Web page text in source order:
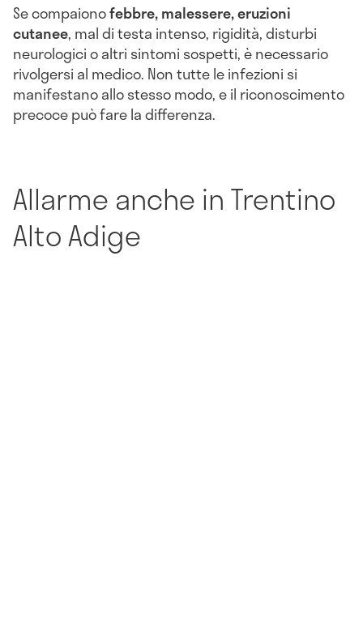
Se compaionofebbre, malessere, eruzioni
cutanee, mal di testa intenso, rigidità, disturbi
neurologici o altri sintomi sospetti, è necessario
rivolgersi al medico. Non tutte le infezioni si
manifestano allo stesso modo, e il riconoscimento
precoce può fare la differenza.
Allarme anche in Trentino
Alto Adige